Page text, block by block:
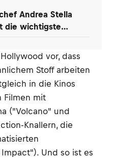
Andrea Stella
die wichtigste
vor, dass
Stoff arbeiten
in die Kinos
Filmen mit
("Volcano" und
Knallern, die
Und so ist es